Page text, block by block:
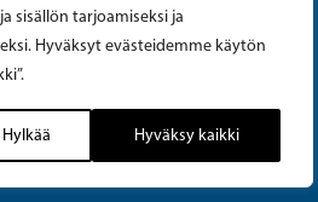
sisällön tarjoamiseksi ja
Hyväksyt evästeidemme käytön
Hylkää Hyväksy kaikki